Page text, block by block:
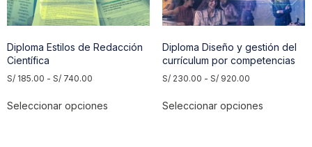
Diploma Estilos de Redacción
Científica
S/ 185.00 - S/ 740.00
Seleccionar opciones
Diploma Diseño y gestión del
currículum por competencias
S/230.00 - S/920.00
Seleccionar opciones